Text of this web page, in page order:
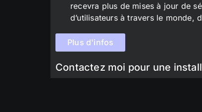
recevra plus de mises à jour de
d’utilisateurs à travers le monde,
Plus d'infos
Contactez moi pour une